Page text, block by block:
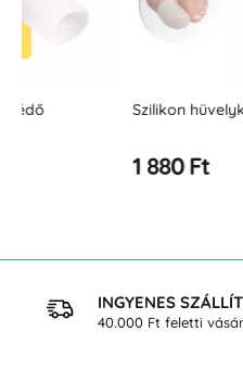
Szilikon hüvelykujj védő
INGYENES
40.000 Ft feletti